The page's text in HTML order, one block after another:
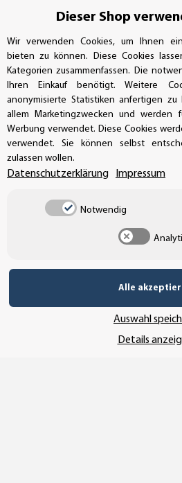
UNSER AFFILIATE-
UNSERE
UNSER
Dieser Shop
Wir verwenden Cookies, um Ihnen
bieten zu können. Diese Cookies
Kategorien zusammenfassen. Die
Ihren Einkauf benötigt. Weitere
anonymisierte Statistiken anfertigen
allem Marketingzwecken und werden
Werbung verwendet. Diese Cookies
verwendet. Sie können selbst
zulassen wollen.
Datenschutzerklärung Impressum
Notwendig
Alle
Auswahl
Details